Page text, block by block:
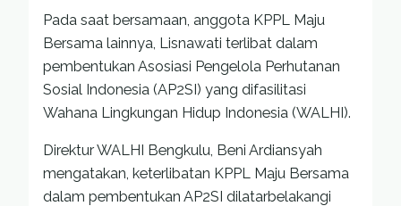
Pada saat bersamaan, anggota KPPL Maju
Bersama lainnya, Lisnawati terlibat dalam
pembentukan Asosiasi Pengelola Perhutanan
Sosial Indonesia (AP2SI) yang difasilitasi
Wahana Lingkungan Hidup Indonesia (WALHI).
Direktur WALHI Bengkulu, Beni Ardiansyah
mengatakan, keterlibatan KPPL Maju Bersama
dalam pembentukan AP2SI dilatarbelakangi